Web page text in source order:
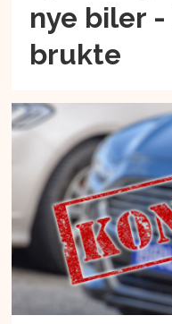
nye biler
brukte